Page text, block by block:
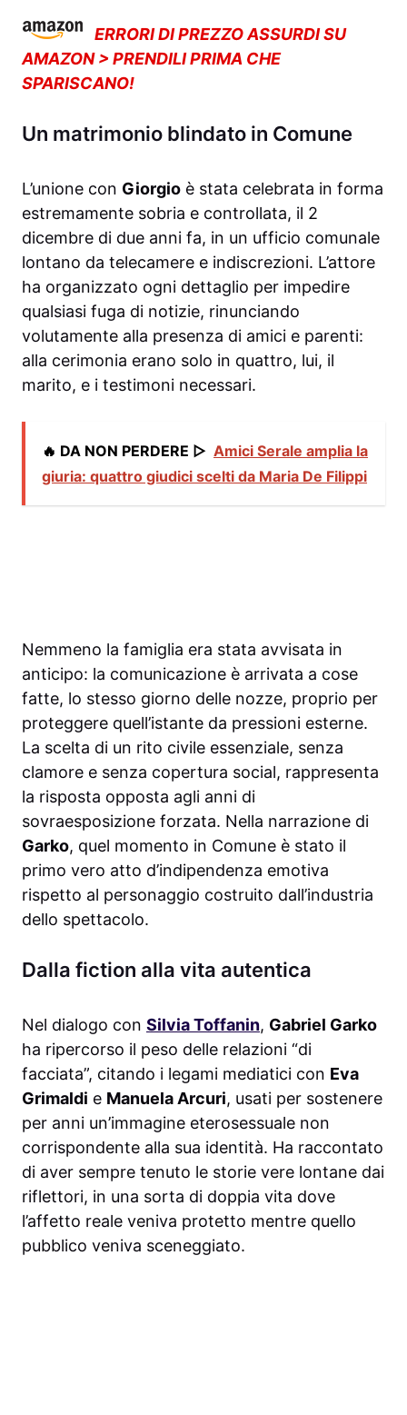
ERRORI DI PREZZO ASSURDI SU
AMAZON > PRENDILI PRIMA CHE
SPARISCANO!
Un matrimonio blindato in Comune
L’unione con Giorgio è stata celebrata in forma
estremamente sobria e controllata, il 2
dicembre di due anni fa, in un ufficio comunale
lontano da telecamere e indiscrezioni. L’attore
ha organizzato ogni dettaglio per impedire
qualsiasi fuga di notizie, rinunciando
volutamente alla presenza di amici e parenti:
alla cerimonia erano solo in quattro, lui, il
marito, e i testimoni necessari.
🔥 DA NON PERDERE ▷ Amici Serale amplia la
giuria: quattro giudici scelti da Maria De Filippi
Nemmeno la famiglia era stata avvisata in
anticipo: la comunicazione è arrivata a cose
fatte, lo stesso giorno delle nozze, proprio per
proteggere quell’istante da pressioni esterne.
La scelta di un rito civile essenziale, senza
clamore e senza copertura social, rappresenta
la risposta opposta agli anni di
sovraesposizione forzata. Nella narrazione di
Garko, quel momento in Comune è stato il
primo vero atto d’indipendenza emotiva
rispetto al personaggio costruito dall’industria
dello spettacolo.
Dalla fiction alla vita autentica
Nel dialogo con Silvia Toffanin, Gabriel Garko
ha ripercorso il peso delle relazioni “di
facciata”, citando i legami mediatici con Eva
Grimaldi e Manuela Arcuri, usati per sostenere
per anni un’immagine eterosessuale non
corrispondente alla sua identità. Ha raccontato
di aver sempre tenuto le storie vere lontane dai
riflettori, in una sorta di doppia vita dove
l’affetto reale veniva protetto mentre quello
pubblico veniva sceneggiato.